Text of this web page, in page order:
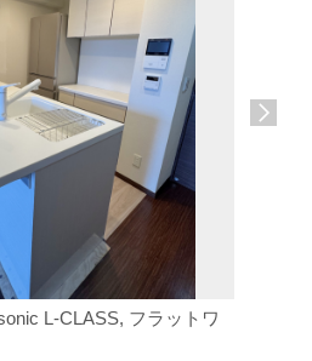
L-CLASS, フラットワ